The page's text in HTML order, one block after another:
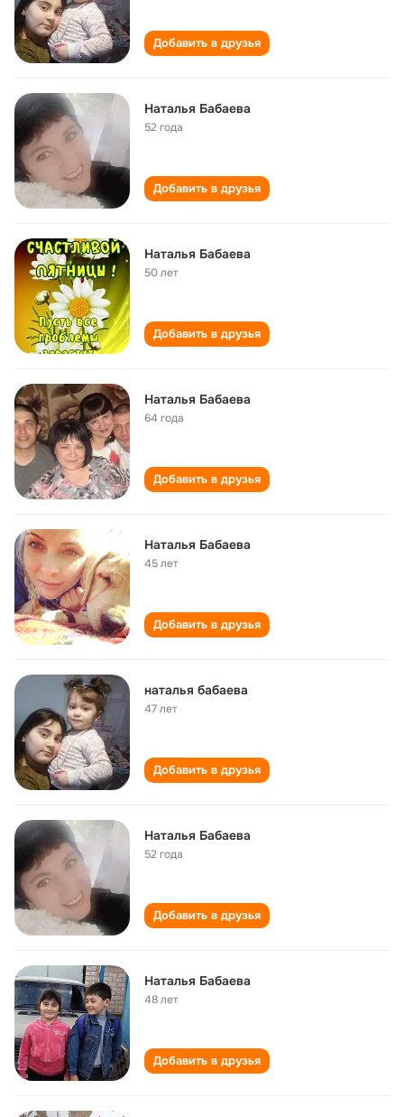
Добавить в друзья
Наталья Бабаева
52 года
Добавить в друзья
Наталья Бабаева
50 лет
Добавить в друзья
Наталья Бабаева
64 года
Добавить в друзья
Наталья Бабаева
45 лет
Добавить в друзья
наталья бабаева
47 лет
Добавить в друзья
Наталья Бабаева
52 года
Добавить в друзья
Наталья Бабаева
48 лет
Добавить в друзья